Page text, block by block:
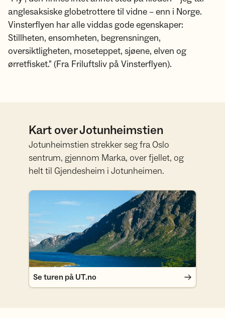
anglesaksiske globetrottere til vidne – enn i Norge.
Vinsterflyen har alle viddas gode egenskaper:
Stillheten, ensomheten, begrensningen,
oversiktligheten, moseteppet, sjøene, elven og
ørretfisket." (Fra Friluftsliv på Vinsterflyen).
Kart over Jotunheimstien
Jotunheimstien strekker seg fra Oslo
sentrum, gjennom Marka, over fjellet, og
helt til Gjendesheim i Jotunheimen.
Se turen på UT.no
Se turen på UT.no